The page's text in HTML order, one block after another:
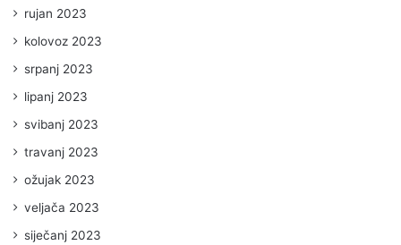
rujan 2023
kolovoz 2023
srpanj 2023
lipanj 2023
svibanj 2023
travanj 2023
ožujak 2023
veljača 2023
siječanj 2023